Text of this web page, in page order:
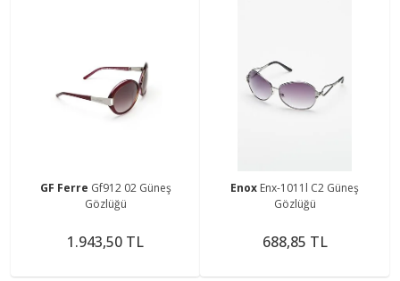
GF Ferre Gf912 02 Güneş
Gözlüğü
1.943,50 TL
Enox Enx-1011l C2 Güneş
Gözlüğü
688,85 TL